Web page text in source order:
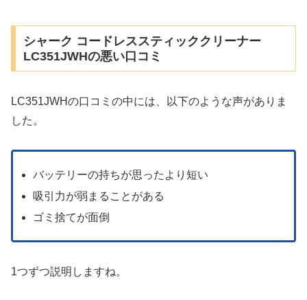
シャーク コードレススティッククリーナー
LC351JWHの悪い口コミ
LC351JWHの口コミの中には、以下のような声がありま
した。
バッテリーの持ちが思ったより短い
吸引力が弱まることがある
ゴミ捨てが面倒
1つずつ説明しますね。